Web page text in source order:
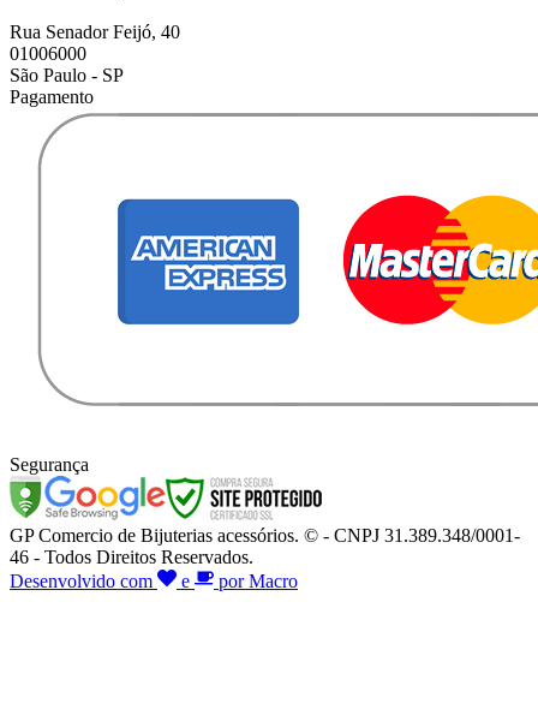
Rua Senador Feijó, 40
01006000
São Paulo - SP
Pagamento
Segurança
GP Comercio de Bijuterias acessórios. © - CNPJ 31.389.348/0001-
46 - Todos Direitos Reservados.
Desenvolvido com
e por Macro